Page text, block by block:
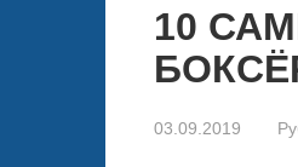
10
03.09.2019